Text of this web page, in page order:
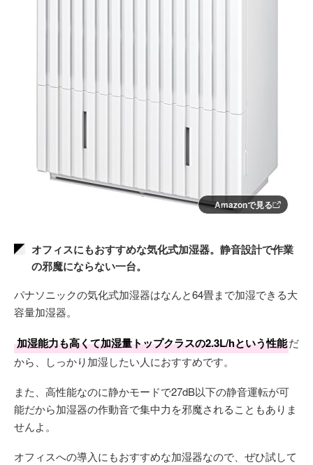
Amazonで見る
オフィスにもおすすめな気化式加湿器。静音設計で作業
の邪魔にならない一台。
パナソニックの気化式加湿器はなんと64畳まで加湿できる大
容量加湿器。
加湿能力も高くて加湿量トップクラスの2.3L/hという性能だ
から、しっかり加湿したい人におすすめです。
また、高性能なのに静かモードで27dB以下の静音運転が可
能だから加湿器の作動音で集中力を邪魔されることもありま
せんよ。
オフィスへの導入にもおすすめな加湿器なので、ぜひ試して